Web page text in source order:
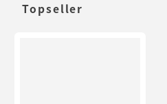
Topseller